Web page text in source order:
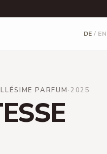
DE / EN
PARFUM ·2025